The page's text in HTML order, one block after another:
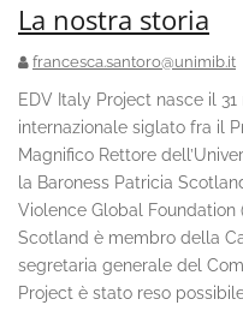
La nostra storia
francesca.santoro@unimib.it
EDV Italy Project nasce il
internazionale siglato fra il
Magnifico Rettore
la Baroness Patricia
Violence Global Foundation
Scotland è membro della
segretaria generale del
Project è stato reso